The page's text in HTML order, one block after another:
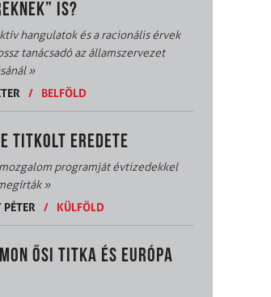
IS?
hangulatok és a racionális érvek
tanácsadó az államszervezet
»
/ BELFÖLD
TITKOLT EREDETE
programját évtizedekkel
»
/ KÜLFÖLD
ŐSI TITKA ÉS EURÓPA